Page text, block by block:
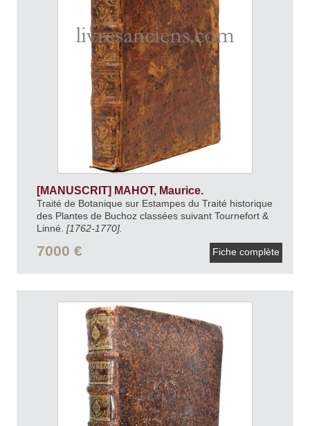
[MANUSCRIT] MAHOT, Maurice.
Traité de Botanique sur Estampes du Traité historique
des Plantes de Buchoz classées suivant Tournefort &
Linné. [1762-1770].
7000 € Fiche complète